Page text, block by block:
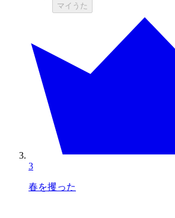
マイうた
3
春を攫った